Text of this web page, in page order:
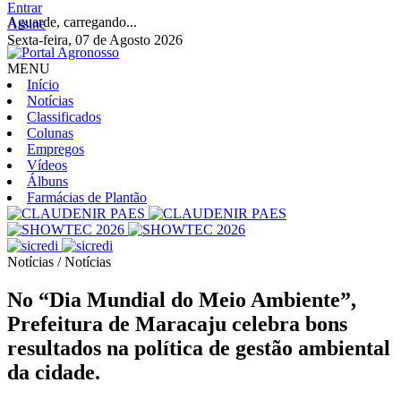
Aguarde, carregando...
Entrar
Assine
Sexta-feira, 07 de Agosto 2026
MENU
Início
Notícias
Classificados
Colunas
Empregos
Vídeos
Álbuns
Farmácias de Plantão
Notícias / Notícias
No “Dia Mundial do Meio Ambiente”,
Prefeitura de Maracaju celebra bons
resultados na política de gestão ambiental
da cidade.